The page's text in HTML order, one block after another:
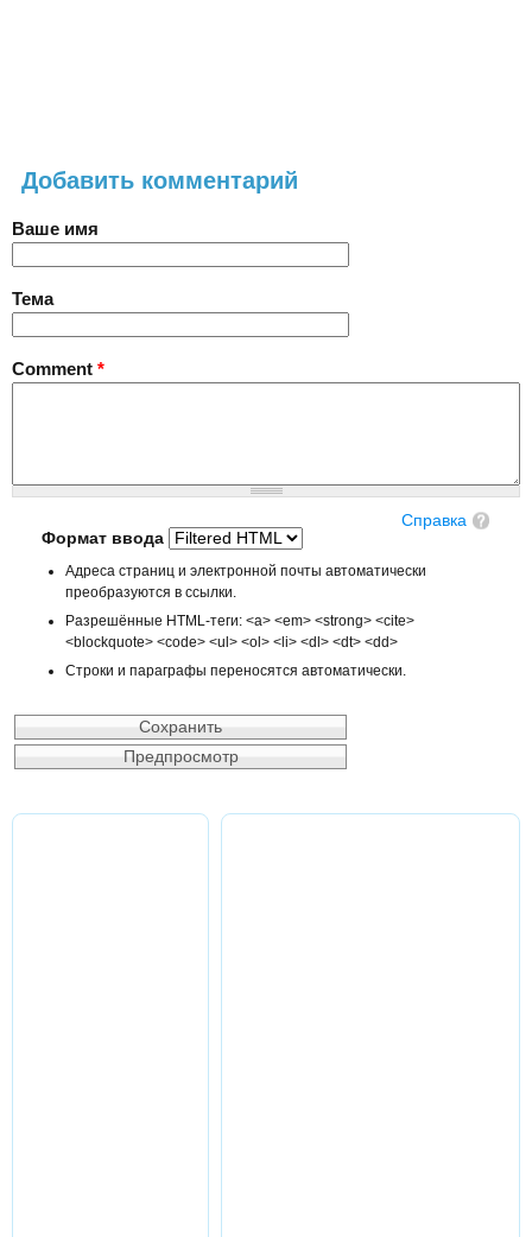
Добавить комментарий
Ваше имя
Тема
Comment *
Справка
Формат ввода
Адреса страниц и электронной почты автоматически
преобразуются в ссылки.
Разрешённые HTML-теги: <a> <em> <strong> <cite>
<blockquote> <code> <ul> <ol> <li> <dl> <dt> <dd>
Строки и параграфы переносятся автоматически.